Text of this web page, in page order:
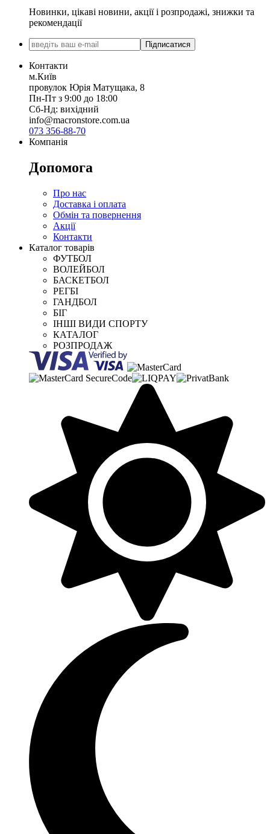
Новинки, цікаві новини, акції і розпродажі, знижки та
рекомендації
Підписатися
Контакти
м.Київ
провулок Юрія Матущака, 8
Пн-Пт з 9:00 до 18:00
Сб-Нд: вихідний
info@macronstore.com.ua
073 356-88-70
Компанія
Допомога
Про нас
Доставка і оплата
Обмін та повернення
Акції
Контакти
Каталог товарів
ФУТБОЛ
ВОЛЕЙБОЛ
БАСКЕТБОЛ
РЕГБІ
ГАНДБОЛ
БІГ
ІНШІ ВИДИ СПОРТУ
КАТАЛОГ
РОЗПРОДАЖ